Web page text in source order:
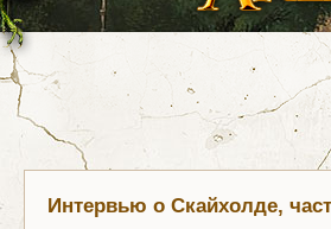
Интервью о Скайхолде,